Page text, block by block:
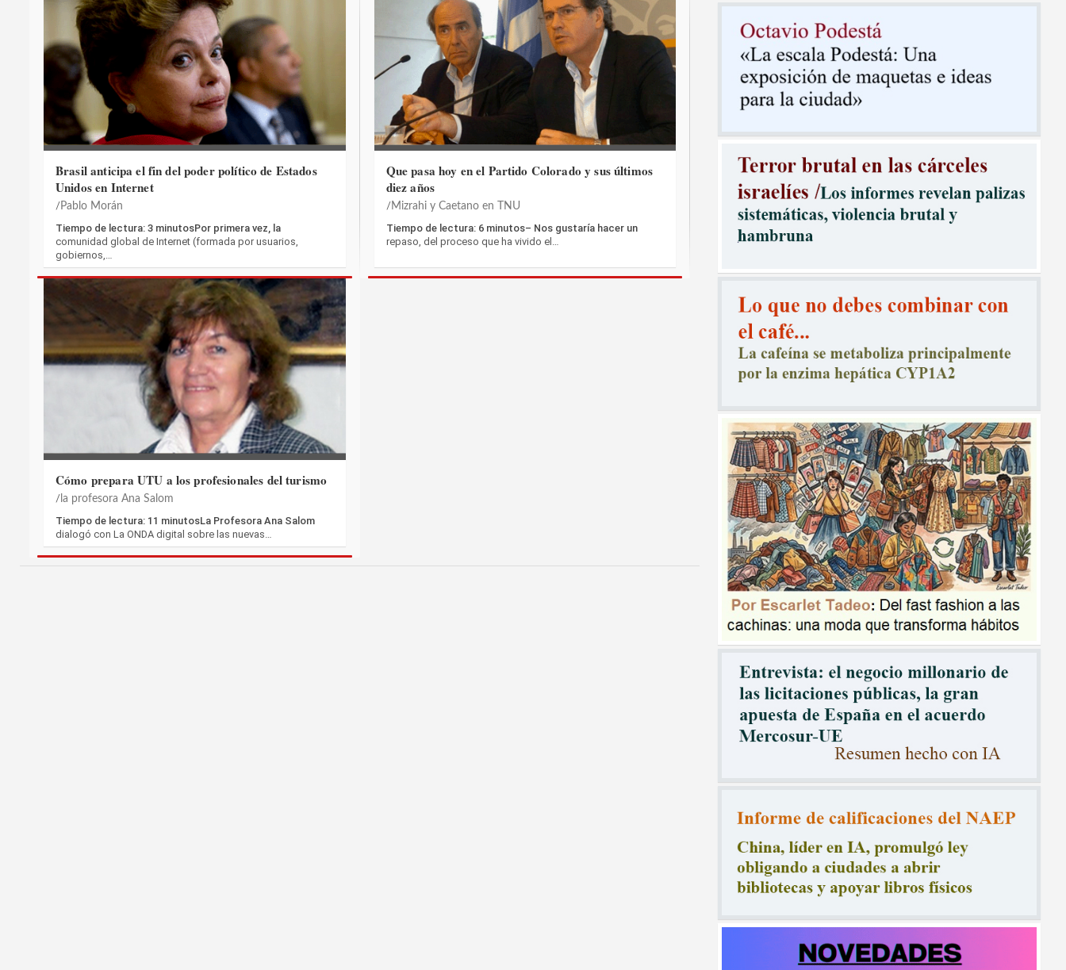
Brasil anticipa el fin del poder político de Estados
Unidos en Internet
Pablo Morán
Tiempo de lectura: 3 minutosPor primera vez, la
comunidad global de Internet (formada por usuarios,
gobiernos,…
Que pasa hoy en el Partido Colorado y sus últimos
diez años
Mizrahi y Caetano en TNU
Tiempo de lectura: 6 minutos– Nos gustaría hacer un
repaso, del proceso que ha vivido el…
Cómo prepara UTU a los profesionales del turismo
la profesora Ana Salom
Tiempo de lectura: 11 minutosLa Profesora Ana Salom
dialogó con La ONDA digital sobre las nuevas…